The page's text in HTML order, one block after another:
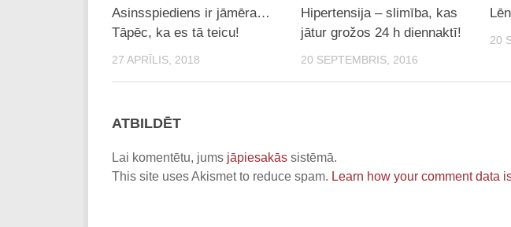
Asinsspiediens ir jāmēra…
Tāpēc, ka es tā teicu!
27 APRĪLIS, 2018
Hipertensija – slimība, kas
jātur grožos 24 h diennaktī!
20 SEPTEMBRIS, 2016
20
ATBILDĒT
Lai komentētu, jums jāpiesakās sistēmā.
This site uses Akismet to reduce spam. Learn how your comment data